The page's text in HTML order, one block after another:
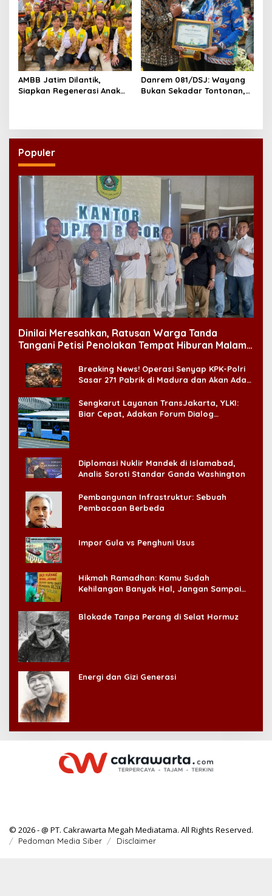
AMBB Jatim Dilantik,
Siapkan Regenerasi Anak
Danrem 081/DSJ: Wayang
Bukan Sekadar Tontonan,
Populer
Dinilai Meresahkan, Ratusan Warga Tanda
Tangani Petisi Penolakan Tempat Hiburan Malam
Breaking News! Operasi Senyap KPK-Polri
Sasar 271 Pabrik di Madura dan Akan Ada
Sengkarut Layanan TransJakarta, YLKI:
Biar Cepat, Adakan Forum Dialog
Diplomasi Nuklir Mandek di Islamabad,
Analis Soroti Standar Ganda Washington
Pembangunan Infrastruktur: Sebuah
Pembacaan Berbeda
Impor Gula vs Penghuni Usus
Hikmah Ramadhan: Kamu Sudah
Kehilangan Banyak Hal, Jangan Sampai
Blokade Tanpa Perang di Selat Hormuz
Energi dan Gizi Generasi
© 2026 - @ PT. Cakrawarta Megah Mediatama. All Rights Reserved.
Pedoman Media Siber Disclaimer